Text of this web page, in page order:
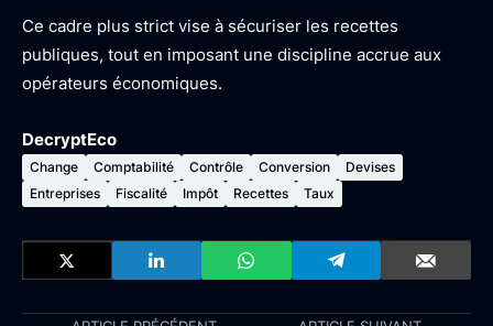
Ce cadre plus strict vise à sécuriser les recettes
publiques, tout en imposant une discipline accrue aux
opérateurs économiques.
DecryptEco
Change Comptabilité Contrôle Conversion
Devises
Entreprises
Fiscalité Impôt Recettes Taux